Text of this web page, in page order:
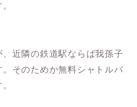
近隣の鉄道駅ならば我孫子
そのためか無料シャトルバ